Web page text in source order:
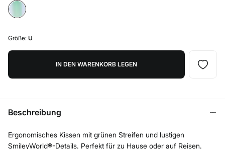
Größe: U
IN DEN WARENKORB LEGEN
Beschreibung
Ergonomisches Kissen mit grünen Streifen und lustigen
SmileyWorld®-Details. Perfekt für zu Hause oder auf Reisen.